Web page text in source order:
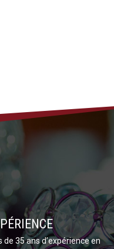
de 35 ans d’expérience en